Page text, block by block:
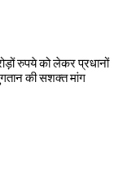
रुपये को लेकर प्रधानों
की सशक्त मांग